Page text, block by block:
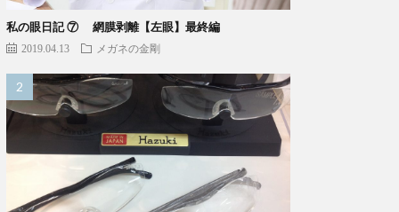
私の眼日記 ⑦ 網膜剥離【左眼】最終編
2019.04.13 メガネの金剛